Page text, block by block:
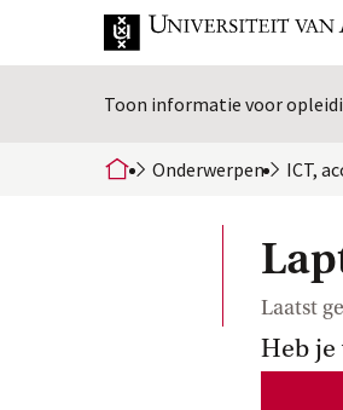
Toon informatie voor
Onderwerpen ICT,
Laatst
Heb je
Toon